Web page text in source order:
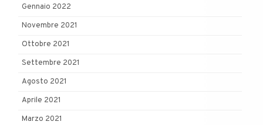
Gennaio 2022
Novembre 2021
Ottobre 2021
Settembre 2021
Agosto 2021
Aprile 2021
Marzo 2021